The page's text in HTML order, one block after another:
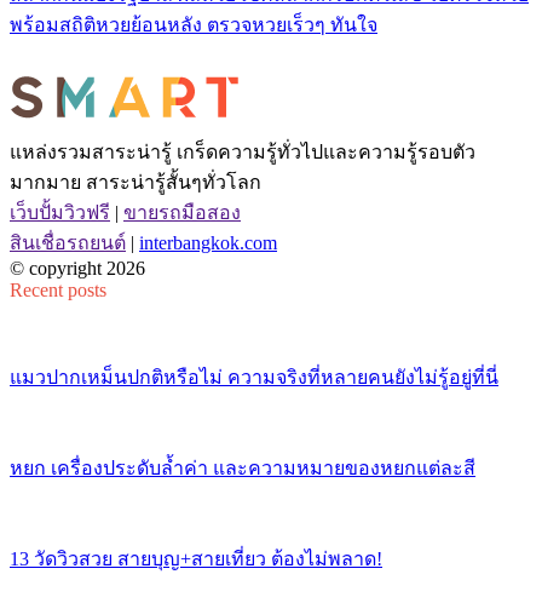
พร้อมสถิติหวยย้อนหลัง ตรวจหวยเร็วๆ ทันใจ
แหล่งรวมสาระน่ารู้ เกร็ดความรู้ทั่วไปและความรู้รอบตัว
มากมาย สาระน่ารู้สั้นๆทั่วโลก
เว็บปั้มวิวฟรี | ขายรถมือสอง
สินเชื่อรถยนต์ | interbangkok.com
© copyright 2026
Recent posts
แมวปากเหม็นปกติหรือไม่ ความจริงที่หลายคนยังไม่รู้อยู่ที่นี่
หยก เครื่องประดับล้ำค่า และความหมายของหยกแต่ละสี
13 วัดวิวสวย สายบุญ+สายเที่ยว ต้องไม่พลาด!